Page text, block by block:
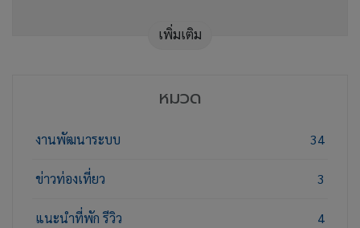
เพิ่มเติม
หมวด
งานพัฒนาระบบ 34
ข่าวท่องเที่ยว 3
แนะนำที่พัก รีวิว 4